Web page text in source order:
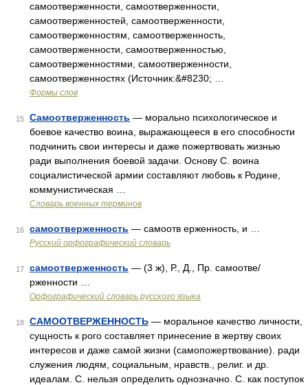
самоотверженности, самоотверженности,
самоотверженностей, самоотверженности,
самоотверженностям, самоотверженность,
самоотверженности, самоотверженностью,
самоотверженностями, самоотверженности,
самоотверженностях (Источник:&#8230; …
Формы слов
15 Самоотверженность — морально психологическое и
боевое качество воина, выражающееся в его способности
подчинить свои интересы и даже пожертвовать жизнью
ради выполнения боевой задачи. Основу С. воина
социалистической армии составляют любовь к Родине,
коммунистическая …
Словарь военных терминов
16 самоотверженность — самоотв ерженность, и …
Русский орфографический словарь
17 самоотверженность — (3 ж), Р., Д., Пр. самоотве/
рженности …
Орфографический словарь русского языка
18 САМООТВЕРЖЕННОСТЬ — моральное качество личности,
сущность к рого составляет принесение в жертву своих
интересов и даже самой жизни (самопожертвование). ради
служения людям, социальным, нравств., религ. и др.
идеалам. С. нельзя определить однозначно. С. как поступок